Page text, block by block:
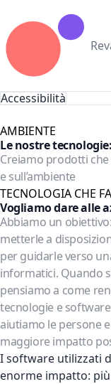
Accessibilità
AMBIENTE
Le nostre
Creiamo prodotti
e sull’ambiente
TECNOLOGIA CHE
Vogliamo dare alle
Abbiamo un
metterle a
per guidarle verso
informatici. Quando
pensiamo a come
tecnologie e
aiutiamo le persone
maggiore impatto
I software utilizzati
enorme impatto: